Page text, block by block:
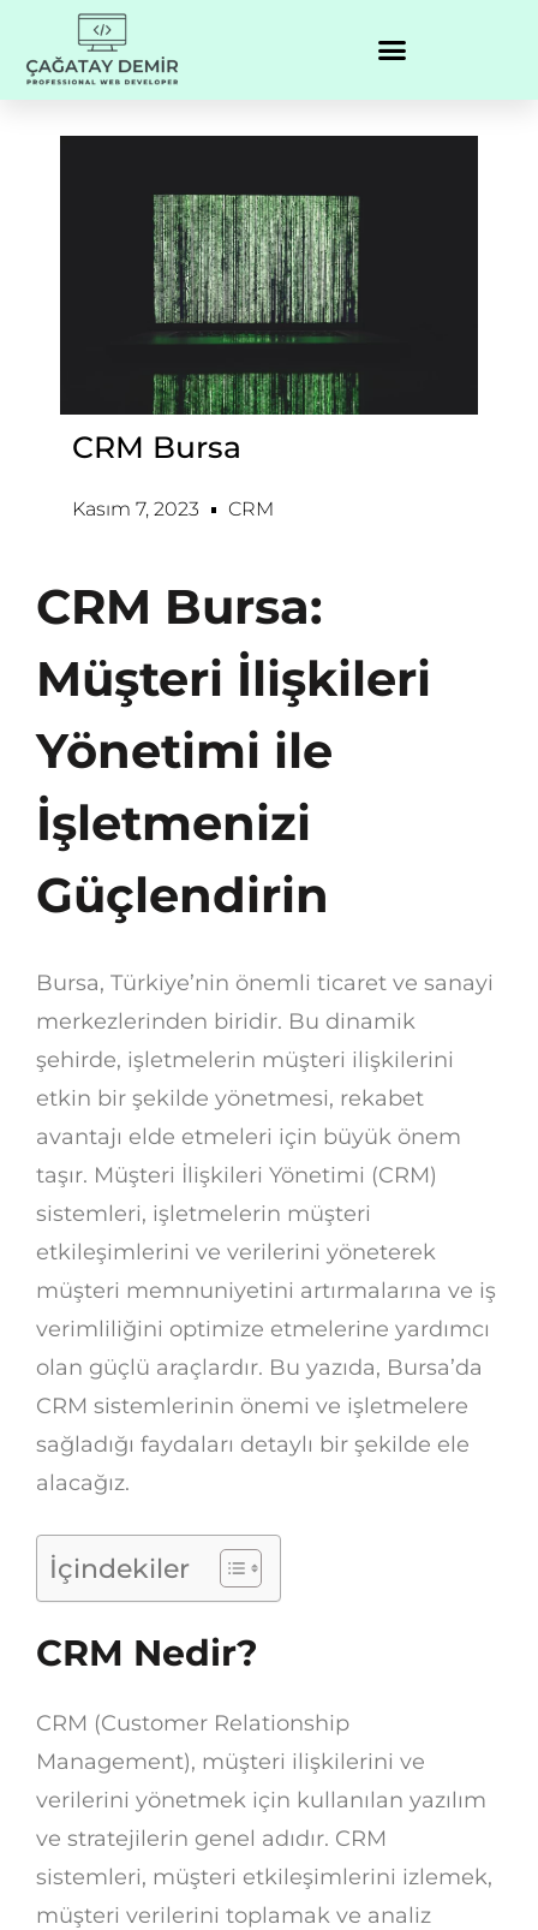
CRM Bursa
Kasım 7, 2023 CRM
CRM Bursa:
Müşteri İlişkileri
Yönetimi ile
İşletmenizi
Güçlendirin
Bursa, Türkiye’nin önemli ticaret ve sanayi
merkezlerinden biridir. Bu dinamik
şehirde, işletmelerin müşteri ilişkilerini
etkin bir şekilde yönetmesi, rekabet
avantajı elde etmeleri için büyük önem
taşır. Müşteri İlişkileri Yönetimi (CRM)
sistemleri, işletmelerin müşteri
etkileşimlerini ve verilerini yöneterek
müşteri memnuniyetini artırmalarına ve iş
verimliliğini optimize etmelerine yardımcı
olan güçlü araçlardır. Bu yazıda, Bursa’da
CRM sistemlerinin önemi ve işletmelere
sağladığı faydaları detaylı bir şekilde ele
alacağız.
İçindekiler
CRM Nedir?
CRM (Customer Relationship
Management), müşteri ilişkilerini ve
verilerini yönetmek için kullanılan yazılım
ve stratejilerin genel adıdır. CRM
sistemleri, müşteri etkileşimlerini izlemek,
müşteri verilerini toplamak ve analiz